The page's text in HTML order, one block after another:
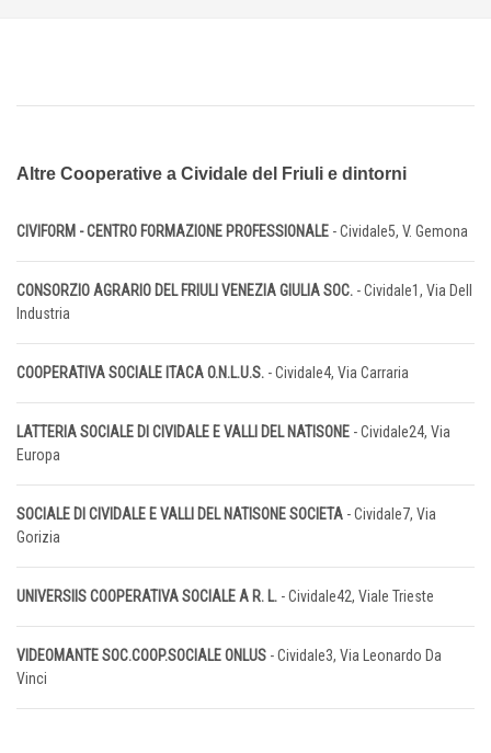
Altre Cooperative a Cividale del Friuli e dintorni
CIVIFORM - CENTRO FORMAZIONE PROFESSIONALE - Cividale5, V. Gemona
CONSORZIO AGRARIO DEL FRIULI VENEZIA GIULIA SOC. - Cividale1, Via Dell
Industria
COOPERATIVA SOCIALE ITACA O.N.L.U.S. - Cividale4, Via Carraria
LATTERIA SOCIALE DI CIVIDALE E VALLI DEL NATISONE - Cividale24, Via
Europa
SOCIALE DI CIVIDALE E VALLI DEL NATISONE SOCIETA - Cividale7, Via
Gorizia
UNIVERSIIS COOPERATIVA SOCIALE A R. L. - Cividale42, Viale Trieste
VIDEOMANTE SOC.COOP.SOCIALE ONLUS - Cividale3, Via Leonardo Da
Vinci